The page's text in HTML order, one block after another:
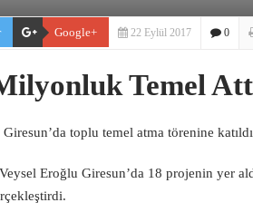
Google+ 22 Eylül 2017 0
Temel
toplu temel atma törenine
Eroğlu Giresun’da 18 projenin yer